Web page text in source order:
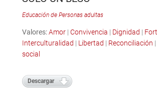
Educación de Personas adultas
Valores:Amor| Convivencia | Dignidad |
Interculturalidad | Libertad | Reconciliación |
social
Descargar